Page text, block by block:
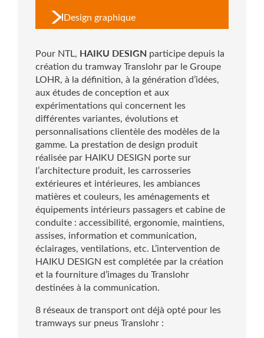
Design graphique
Pour NTL, HAIKU DESIGN participe depuis la
création du tramway Translohr par le Groupe
LOHR, à la définition, à la génération d’idées,
aux études de conception et aux
expérimentations qui concernent les
différentes variantes, évolutions et
personnalisations clientèle des modèles de la
gamme. La prestation de design produit
réalisée par HAIKU DESIGN porte sur
l’architecture produit, les carrosseries
extérieures et intérieures, les ambiances
matières et couleurs, les aménagements et
équipements intérieurs passagers et cabine de
conduite : accessibilité, ergonomie, maintiens,
assises, information et communication,
éclairages, ventilations, etc. L’intervention de
HAIKU DESIGN est complétée par la création
et la fourniture d’images du Translohr
destinées à la communication.
8 réseaux de transport ont déjà opté pour les
tramways sur pneus Translohr :